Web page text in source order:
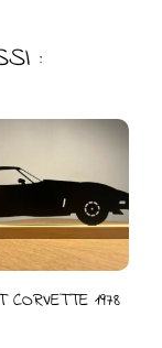
:
CORVETTE 1978